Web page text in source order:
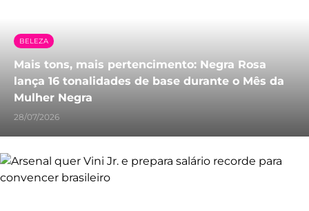
BELEZA
Mais tons, mais pertencimento: Negra Rosa
lança 16 tonalidades de base durante o Mês da
Mulher Negra
28/07/2026